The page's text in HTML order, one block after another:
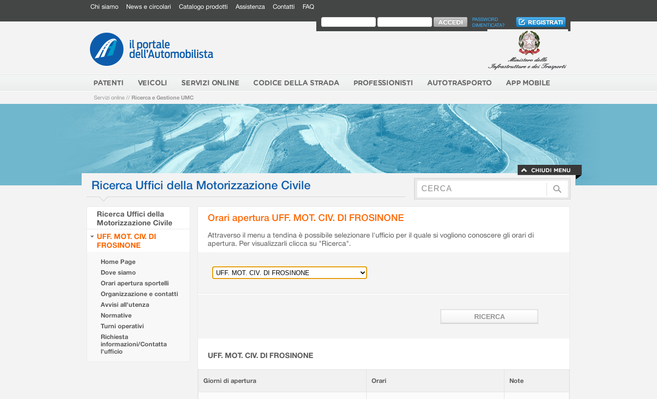
Chi siamo News e circolari Catalogo prodotti Assistenza Contatti FAQ
PASSWORD
DIMENTICATA?
PATENTI VEICOLI SERVIZI ONLINE CODICE DELLA STRADA PROFESSIONISTI AUTOTRASPORTO APP MOBILE
Servizi online // Ricerca e Gestione UMC
Ricerca Uffici della Motorizzazione Civile
Ricerca Uffici della
Motorizzazione Civile
UFF. MOT. CIV. DI
FROSINONE
Home Page
Dove siamo
Orari apertura sportelli
Organizzazione e contatti
Avvisi all'utenza
Normative
Turni operativi
Richiesta
informazioni/Contatta
l'ufficio
Orari apertura UFF. MOT. CIV. DI FROSINONE
Attraverso il menu a tendina è possibile selezionare l'ufficio per il quale si vogliono conoscere gli orari di
apertura. Per visualizzarli clicca su "Ricerca".
UFF. MOT. CIV. DI FROSINONE
Giorni di apertura Orari Note